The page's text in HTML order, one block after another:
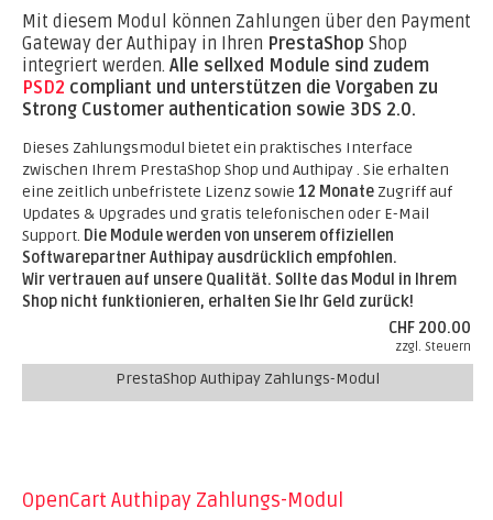
Mit diesem Modul können Zahlungen über den Payment
Gateway der Authipay in Ihren PrestaShop Shop
integriert werden. Alle sellxed Module sind zudem
PSD2 compliant und unterstützen die Vorgaben zu
Strong Customer authentication sowie 3DS 2.0.
Dieses Zahlungsmodul bietet ein praktisches Interface
zwischen Ihrem PrestaShop Shop und Authipay . Sie erhalten
eine zeitlich unbefristete Lizenz sowie 12 Monate Zugriff auf
Updates & Upgrades und gratis telefonischen oder E-Mail
Support. Die Module werden von unserem offiziellen
Softwarepartner Authipay ausdrücklich empfohlen.
Wir vertrauen auf unsere Qualität. Sollte das Modul in Ihrem
Shop nicht funktionieren, erhalten Sie Ihr Geld zurück!
CHF 200.00
zzgl. Steuern
PrestaShop Authipay Zahlungs-Modul
OpenCart Authipay Zahlungs-Modul